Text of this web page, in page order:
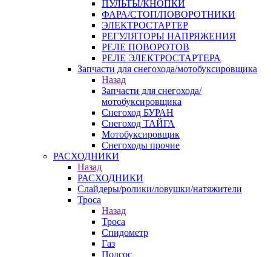
ПУЛЬТЫ/КНОПКИ
ФАРА/СТОП/ПОВОРОТНИКИ
ЭЛЕКТРОСТАРТЕР
РЕГУЛЯТОРЫ НАПРЯЖЕНИЯ
РЕЛЕ ПОВОРОТОВ
РЕЛЕ ЭЛЕКТРОСТАРТЕРА
Запчасти для снегохода/мотобуксировщика
Назад
Запчасти для снегохода/
мотобуксировщика
Снегоход БУРАН
Снегоход ТАЙГА
Мотобуксировщик
Снегоходы прочие
РАСХОДНИКИ
Назад
РАСХОДНИКИ
Слайдеры/ролики/ловушки/натяжители
Троса
Назад
Троса
Спидометр
Газ
Подсос